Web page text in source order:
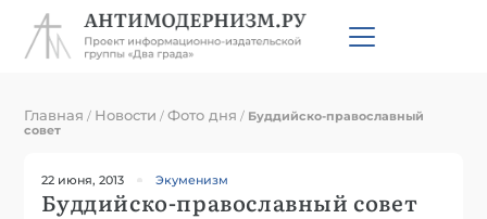
Главная / Новости /Фото дня / Буддийско-православный
совет
22 июня, 2013 Экуменизм
Буддийско-православный совет